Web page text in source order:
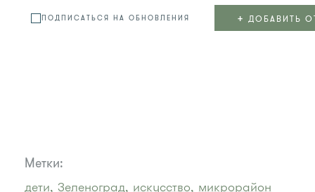
ПОДПИСАТЬСЯ НА ОБНОВЛЕНИЯ + ДОБАВИТЬ
Метки:
дети, Зеленоград, искусство, микрорайон